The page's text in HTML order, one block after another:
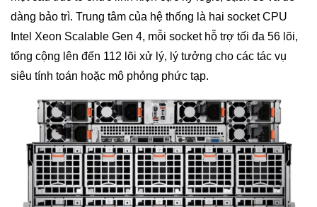
dàng bảo trì. Trung tâm của hệ thống là hai socket CPU
Intel Xeon Scalable Gen 4, mỗi socket hỗ trợ tối đa 56 lõi,
tổng cộng lên đến 112 lõi xử lý, lý tưởng cho các tác vụ
siêu tính toán hoặc mô phỏng phức tạp.